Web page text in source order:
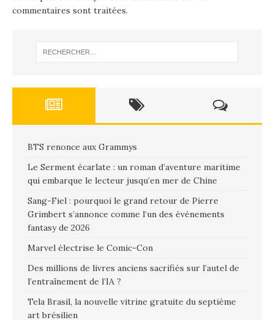
commentaires sont traitées.
BTS renonce aux Grammys
Le Serment écarlate : un roman d’aventure maritime
qui embarque le lecteur jusqu’en mer de Chine
Sang-Fiel : pourquoi le grand retour de Pierre
Grimbert s’annonce comme l’un des événements
fantasy de 2026
Marvel électrise le Comic-Con
Des millions de livres anciens sacrifiés sur l’autel de
l’entraînement de l’IA ?
Tela Brasil, la nouvelle vitrine gratuite du septième
art brésilien